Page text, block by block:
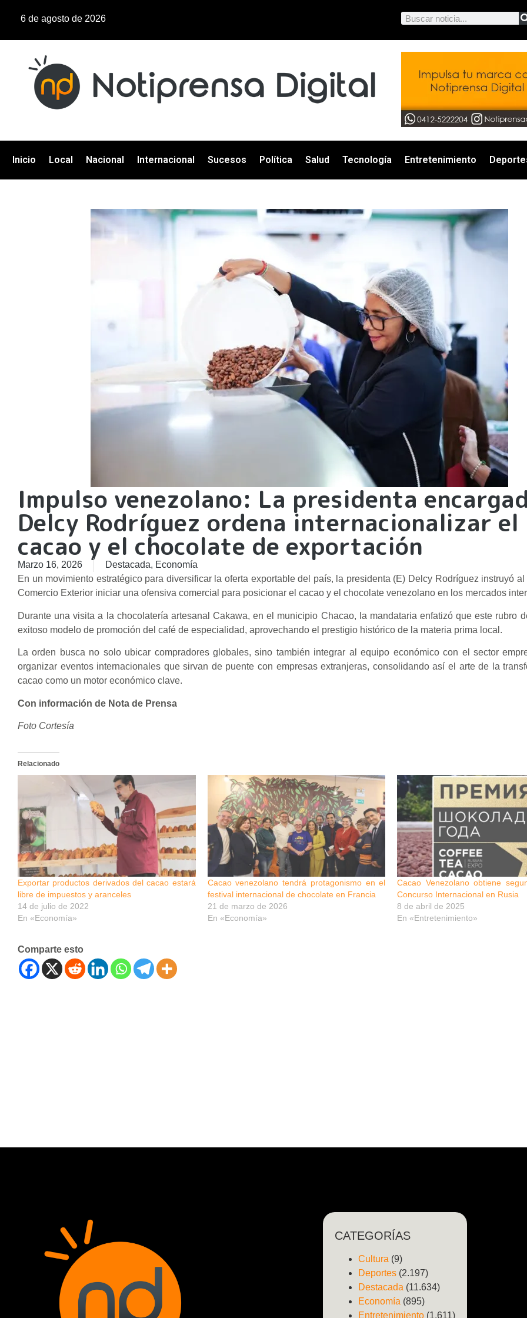
6 de agosto de 2026
Inicio Local Nacional Internacional Sucesos Política Salud Tecnología Entretenimiento
Impulso venezolano: La presidenta
Delcy Rodríguez ordena internacionalizar el
cacao y el chocolate de exportación
Marzo 16, 2026 Destacada, Economía
En un movimiento estratégico para diversificar la oferta exportable del país, la presidenta (E) Delcy Rodríguez instruyó
Comercio Exterior iniciar una ofensiva comercial para posicionar el cacao y el chocolate venezolano en los mercados
Durante una visita a la chocolatería artesanal Cakawa, en el municipio Chacao, la mandataria enfatizó que este rubro
exitoso modelo de promoción del café de especialidad, aprovechando el prestigio histórico de la materia prima local.
La orden busca no solo ubicar compradores globales, sino también integrar al equipo económico con el sector
organizar eventos internacionales que sirvan de puente con empresas extranjeras, consolidando así el arte de la
cacao como un motor económico clave.
Con información de Nota de Prensa
Foto Cortesía
Relacionado
Exportar productos derivados del cacao estará
libre de impuestos y aranceles
14 de julio de 2022
En «Economía»
Cacao venezolano tendrá protagonismo en el
festival internacional de chocolate en Francia
21 de marzo de 2026
En «Economía»
Cacao Venezolano obtiene
Concurso Internacional en Rusia
8 de abril de 2025
En «Entretenimiento»
Comparte esto
CATEGORÍAS
Cultura (9)
Deportes (2.197)
Destacada (11.634)
Economía (895)
Entretenimiento (1.611)